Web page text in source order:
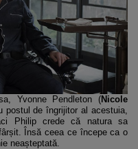
Yvonne Pendleton (Nicole
postul de îngrijitor al acestuia,
Philip crede că natura sa
Însă ceea ce începe ca o
neașteptată.